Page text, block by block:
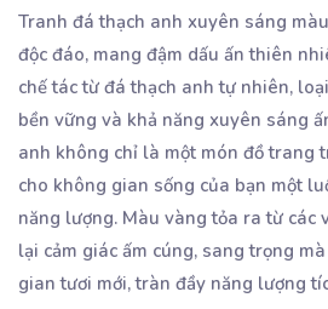
Tranh đá thạch anh xuyên sáng
độc đáo, mang đậm dấu ấn thiên
chế tác từ đá thạch anh tự nhiên,
bền vững và khả năng xuyên sáng
anh không chỉ là một món đồ trang
cho không gian sống của bạn một
năng lượng. Màu vàng tỏa ra từ các
lại cảm giác ấm cúng, sang trọng
gian tươi mới, tràn đầy năng lượng